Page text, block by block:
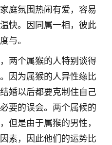
庭氛围热闹有爱，容易
快。因同属一相，彼此
与。
两个属猴的人特别谈得
因为属猴的人异性缘比
婚以后都要克制住自己
要的误会。两个属候的
但是由于属猴的男性，
素，因此他们的运势比
想给我奶奶做超度，她今年
前年离世，刚开始我经常
是朋友介绍，找到慧来老
做梦再也没有梦到过
疑的，图个心安，给亡母
不信也不行。
11